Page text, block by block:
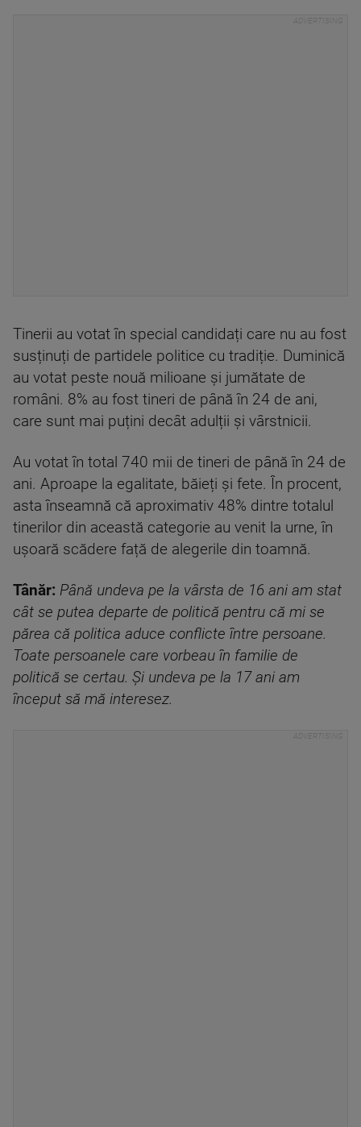
Tinerii au votat în special candidați care nu au fost
susținuți de partidele politice cu tradiție. Duminică
au votat peste nouă milioane și jumătate de
români. 8% au fost tineri de până în 24 de ani,
care sunt mai puțini decât adulții și vârstnicii.
Au votat în total 740 mii de tineri de până în 24 de
ani. Aproape la egalitate, băieți și fete. În procent,
asta înseamnă că aproximativ 48% dintre totalul
tinerilor din această categorie au venit la urne, în
ușoară scădere față de alegerile din toamnă.
Tânăr: Până undeva pe la vârsta de 16 ani am stat
cât se putea departe de politică pentru că mi se
părea că politica aduce conflicte între persoane.
Toate persoanele care vorbeau în familie de
politică se certau. Și undeva pe la 17 ani am
început să mă interesez.